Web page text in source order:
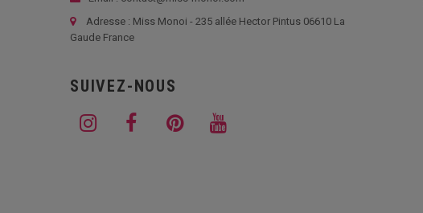
Adresse : Miss Monoi - 235 allée Hector Pintus 06610 La
Gaude France
SUIVEZ-NOUS